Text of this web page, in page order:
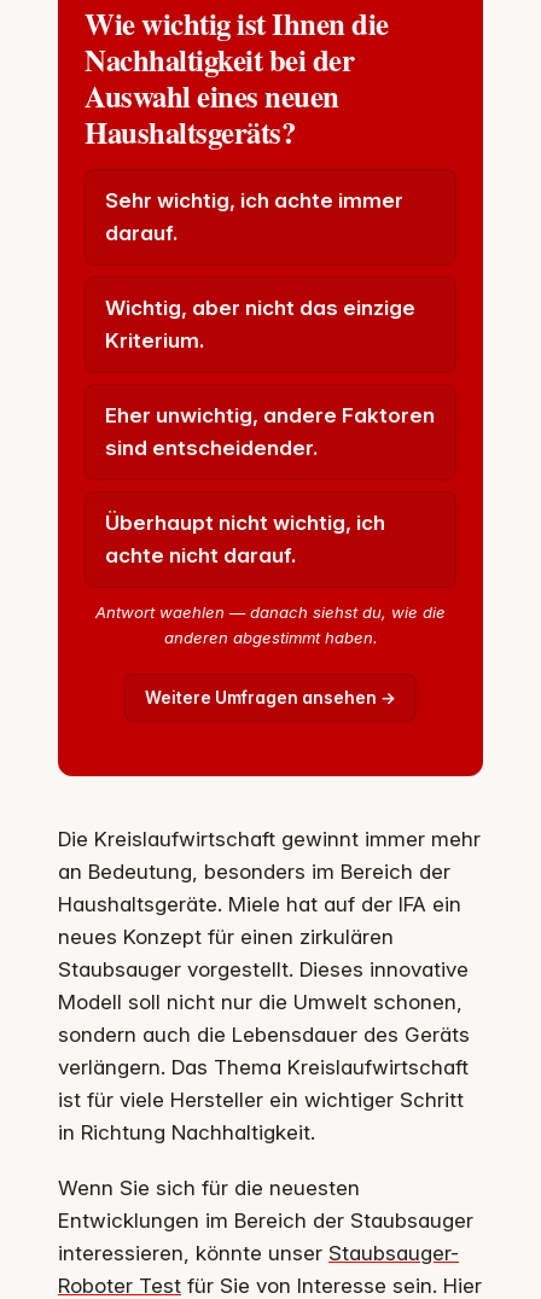
Wie wichtig ist Ihnen die
Nachhaltigkeit bei der
Auswahl eines neuen
Haushaltsgeräts?
Sehr wichtig, ich achte immer
darauf.
Wichtig, aber nicht das einzige
Kriterium.
Eher unwichtig, andere Faktoren
sind entscheidender.
Überhaupt nicht wichtig, ich
achte nicht darauf.
Antwort waehlen — danach siehst du, wie die
anderen abgestimmt haben.
Weitere Umfragen ansehen →
Die Kreislaufwirtschaft gewinnt immer mehr
an Bedeutung, besonders im Bereich der
Haushaltsgeräte. Miele hat auf der IFA ein
neues Konzept für einen zirkulären
Staubsauger vorgestellt. Dieses innovative
Modell soll nicht nur die Umwelt schonen,
sondern auch die Lebensdauer des Geräts
verlängern. Das Thema Kreislaufwirtschaft
ist für viele Hersteller ein wichtiger Schritt
in Richtung Nachhaltigkeit.
Wenn Sie sich für die neuesten
Entwicklungen im Bereich der Staubsauger
interessieren, könnte unser Staubsauger-
Roboter Test für Sie von Interesse sein. Hier